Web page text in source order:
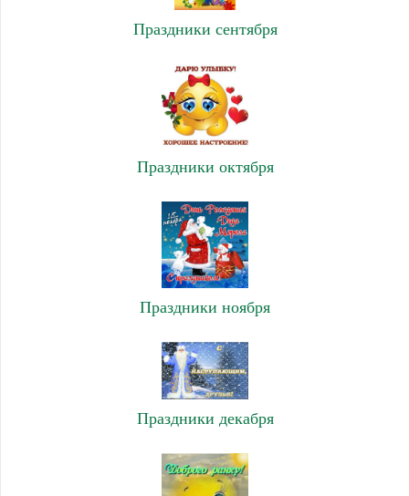
Праздники сентября
Праздники октября
Праздники ноября
Праздники декабря